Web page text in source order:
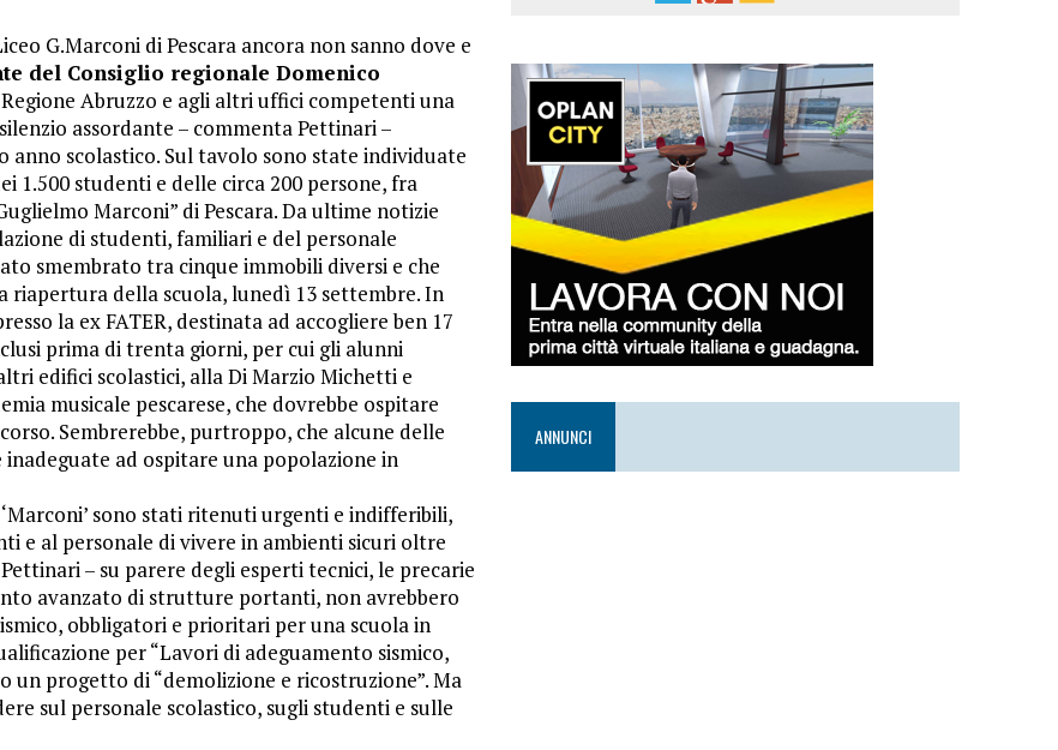
G.Marconi di Pescara ancora non sanno dove e
del Consiglio regionale Domenico
Abruzzo e agli altri uffici competenti una
assordante – commenta Pettinari –
scolastico. Sul tavolo sono state individuate
1.500 studenti e delle circa 200 persone, fra
Marconi” di Pescara. Da ultime notizie
di studenti, familiari e del personale
smembrato tra cinque immobili diversi e che
della scuola, lunedì 13 settembre. In
la ex FATER, destinata ad accogliere ben 17
prima di trenta giorni, per cui gli alunni
edifici scolastici, alla Di Marzio Michetti e
musicale pescarese, che dovrebbe ospitare
Sembrerebbe, purtroppo, che alcune delle
ad ospitare una popolazione in
sono stati ritenuti urgenti e indifferibili,
e al personale di vivere in ambienti sicuri oltre
– su parere degli esperti tecnici, le precarie
avanzato di strutture portanti, non avrebbero
obbligatori e prioritari per una scuola in
per “Lavori di adeguamento sismico,
un progetto di “demolizione e ricostruzione”. Ma
sul personale scolastico, sugli studenti e sulle
ANNUNCI